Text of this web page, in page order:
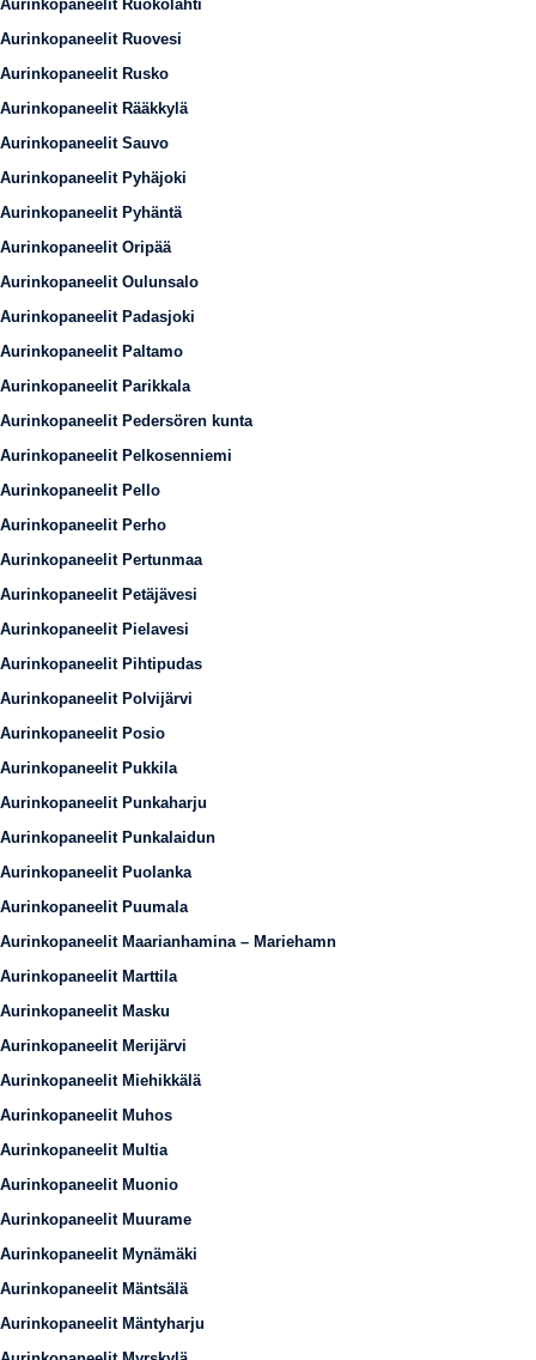
Aurinkopaneelit Ruokolahti
Aurinkopaneelit Ruovesi
Aurinkopaneelit Rusko
Aurinkopaneelit Rääkkylä
Aurinkopaneelit Sauvo
Aurinkopaneelit Pyhäjoki
Aurinkopaneelit Pyhäntä
Aurinkopaneelit Oripää
Aurinkopaneelit Oulunsalo
Aurinkopaneelit Padasjoki
Aurinkopaneelit Paltamo
Aurinkopaneelit Parikkala
Aurinkopaneelit Pedersören kunta
Aurinkopaneelit Pelkosenniemi
Aurinkopaneelit Pello
Aurinkopaneelit Perho
Aurinkopaneelit Pertunmaa
Aurinkopaneelit Petäjävesi
Aurinkopaneelit Pielavesi
Aurinkopaneelit Pihtipudas
Aurinkopaneelit Polvijärvi
Aurinkopaneelit Posio
Aurinkopaneelit Pukkila
Aurinkopaneelit Punkaharju
Aurinkopaneelit Punkalaidun
Aurinkopaneelit Puolanka
Aurinkopaneelit Puumala
Aurinkopaneelit Maarianhamina – Mariehamn
Aurinkopaneelit Marttila
Aurinkopaneelit Masku
Aurinkopaneelit Merijärvi
Aurinkopaneelit Miehikkälä
Aurinkopaneelit Muhos
Aurinkopaneelit Multia
Aurinkopaneelit Muonio
Aurinkopaneelit Muurame
Aurinkopaneelit Mynämäki
Aurinkopaneelit Mäntsälä
Aurinkopaneelit Mäntyharju